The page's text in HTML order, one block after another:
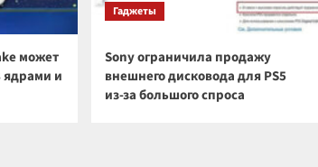
может
ядрами и
Гаджеты
Sony ограничила продажу
внешнего дисковода для PS5
из-за большого спроса